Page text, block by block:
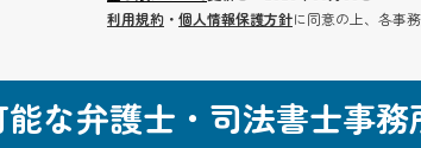
利用規約 ・ 個人情報保護方針に同意の上、各事
な弁護士・司法書士事務